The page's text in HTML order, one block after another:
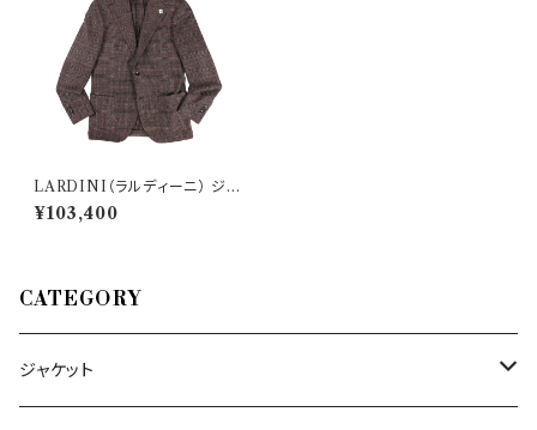
LARDINI（ラルディーニ） ジャ
ケット IM534AE 26280
¥103,400
CATEGORY
ジャケット